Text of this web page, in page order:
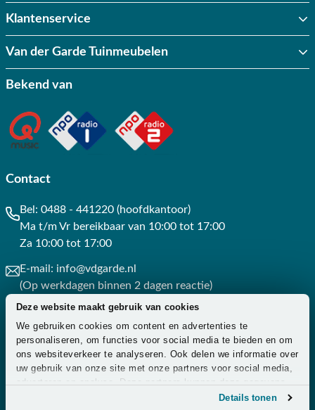
Deze website maakt gebruik van cookies
We gebruiken cookies om content en advertenties te
personaliseren, om functies voor social media te bieden en om
ons websiteverkeer te analyseren. Ook delen we informatie over
uw gebruik van onze site met onze partners voor social media,
adverteren en analyse. Deze partners kunnen deze gegevens
combineren met andere informatie die u aan ze heeft verstrekt
Details tonen
Klantenservice
Van der Garde Tuinmeubelen
Bekend van
Contact
Bel: 0488 - 441220 (hoofdkantoor)
Ma t/m Vr bereikbaar van 10:00 tot 17:00
Za 10:00 tot 17:00
E-mail: info@vdgarde.nl
(Op werkdagen binnen 2 dagen reactie)
Whatsapp: 0488441220
(Op werkdagen binnen 3 uur reactie)